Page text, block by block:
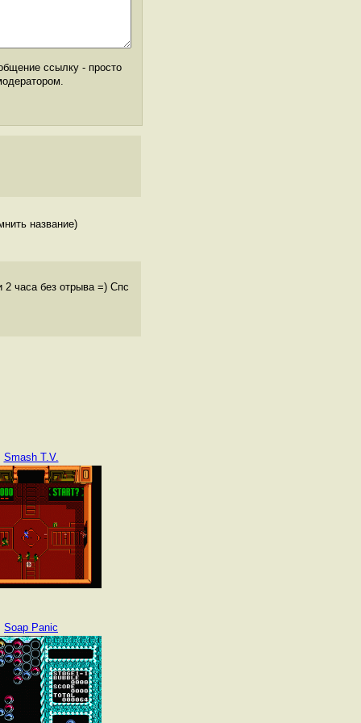
ссылку - просто
название)
2 часа без отрыва =) Спс
Smash T.V.
Soap Panic